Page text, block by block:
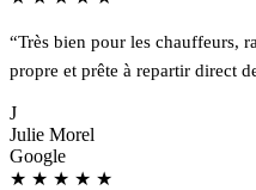
“Très bien pour les chauffeurs,
propre et prête à repartir direct
J
Julie Morel
Google
★ ★ ★ ★ ★